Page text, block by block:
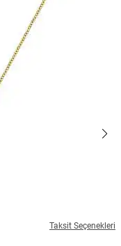
Taksit Seçenekleri